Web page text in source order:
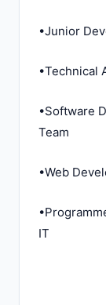
•Junior
•Technical
•Software
Team
•Web
IT